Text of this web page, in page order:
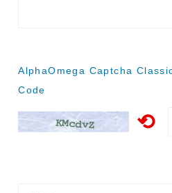
ン
AlphaOmega Captcha
Code
⟲